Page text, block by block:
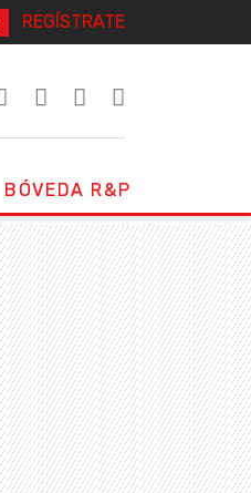
REGÍSTRATE
BÓVEDA R&P